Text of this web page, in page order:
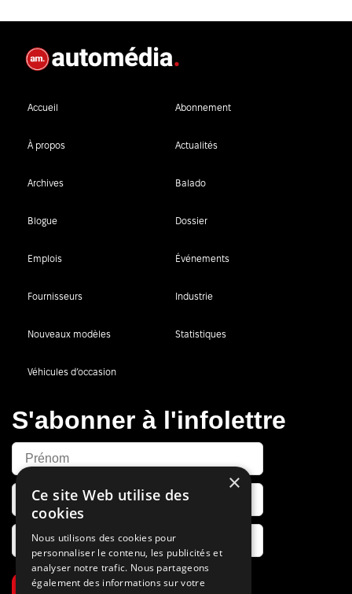
Accueil Abonnement
À propos Actualités
Archives Balado
Blogue Dossier
Emplois Événements
Fournisseurs Industrie
Nouveaux modèles Statistiques
Véhicules d’occasion
S'abonner à l'infolettre
×
Ce site Web utilise des
cookies
Nous utilisons des cookies pour
personnaliser le contenu, les publicités et
analyser notre trafic. Nous partageons
également des informations sur votre